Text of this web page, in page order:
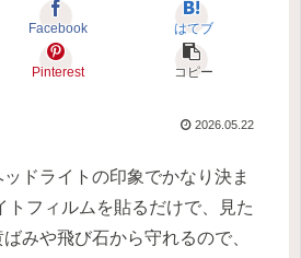
Facebook はてブ
Pinterest コピー
2026.05.22
ドライトの印象でかなり決ま
トフィルムを貼るだけで、見た
みや飛び石から守れるので、